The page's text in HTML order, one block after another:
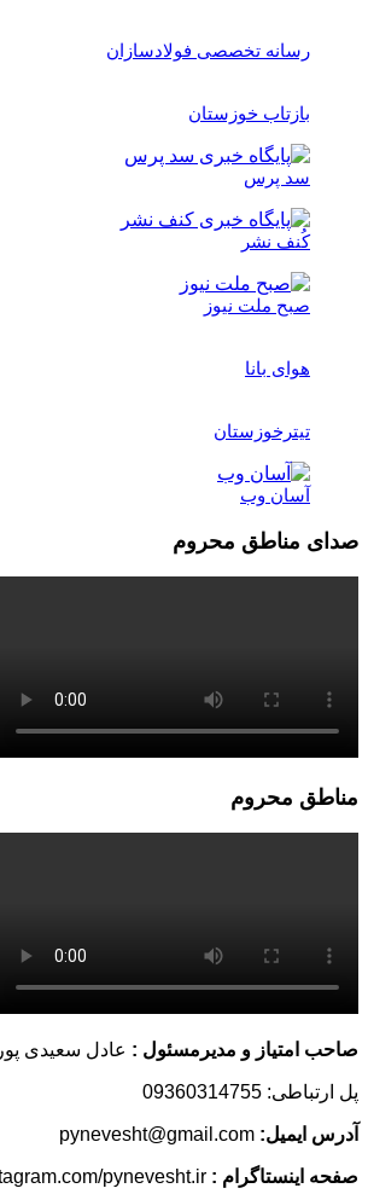
رسانه تخصصی فولادسازان
بازتاب خوزستان
سد پرس
کُنف نشر
صبح ملت نیوز
هوای بانا
تیترخوزستان
آسان وب
صدای مناطق محروم
مناطق محروم
صاحب امتیاز و مدیرمسئول : عادل سعیدی پور
پل ارتباطی: 09360314755
آدرس ایمیل:
صفحه اینستاگرام :